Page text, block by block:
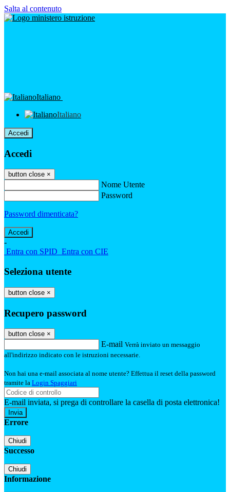
Salta al contenuto
Italiano
Italiano
Accedi
Accedi
button close ×
Nome Utente
Password
Password dimenticata?
-
Entra con SPID Entra con CIE
Seleziona utente
button close ×
Recupero password
button close ×
E-mail Verrà inviato un messaggio
all'indirizzo indicato con le istruzioni necessarie.
Non hai una e-mail associata al nome utente? Effettua il reset della password
tramite la Login Spaggiari
E-mail inviata, si prega di controllare la casella di posta elettronica!
Errore
Chiudi
Successo
Chiudi
Informazione